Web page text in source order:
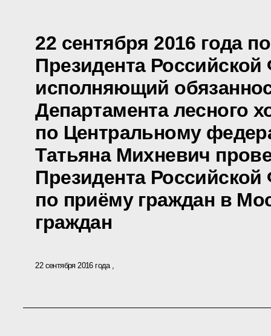
22 сентября 2016 года
Президента
исполняющий
Департамента лесного
по Центральному
Татьяна Михневич
Президента
по приёму граждан в
граждан
22 сентября 2016 года